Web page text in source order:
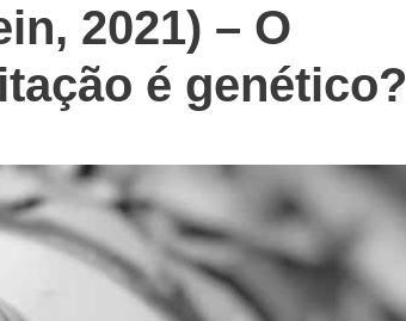
2021) – O
é genético?